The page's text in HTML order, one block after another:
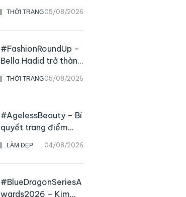
THỜI TRANG05/08/2026
sức ảnh hưởng sâu
rộng của NTK John
Galliano
THỜI TRANG05/08/2026
#FashionRoundUp –
Bella Hadid trở thành
Đại sứ Toàn cầu của
Prada Beauty,
CHANEL mua lại
LÀM ĐẸP 04/08/2026
#AgelessBeauty – Bí
quyết trang điểm
“hack” tuổi như các
nữ minh tinh hàng
đầu
#BlueDragonSeriesA
wards2026 – Kim